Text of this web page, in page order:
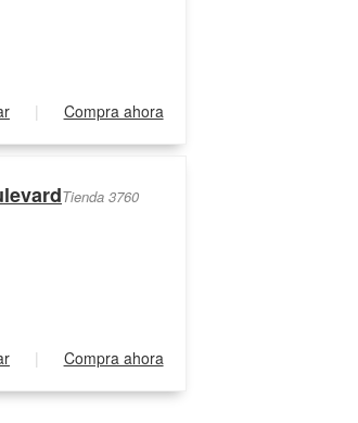
| Compra ahora
Tienda 3760
| Compra ahora